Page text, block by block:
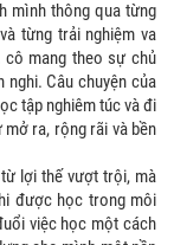
mình thông qua từng
từng trải nghiệm va
mang theo sự chủ
Câu chuyện của
tập nghiêm túc và đi
ra, rộng rãi và bền
lợi thế vượt trội, mà
được học trong môi
việc học một cách